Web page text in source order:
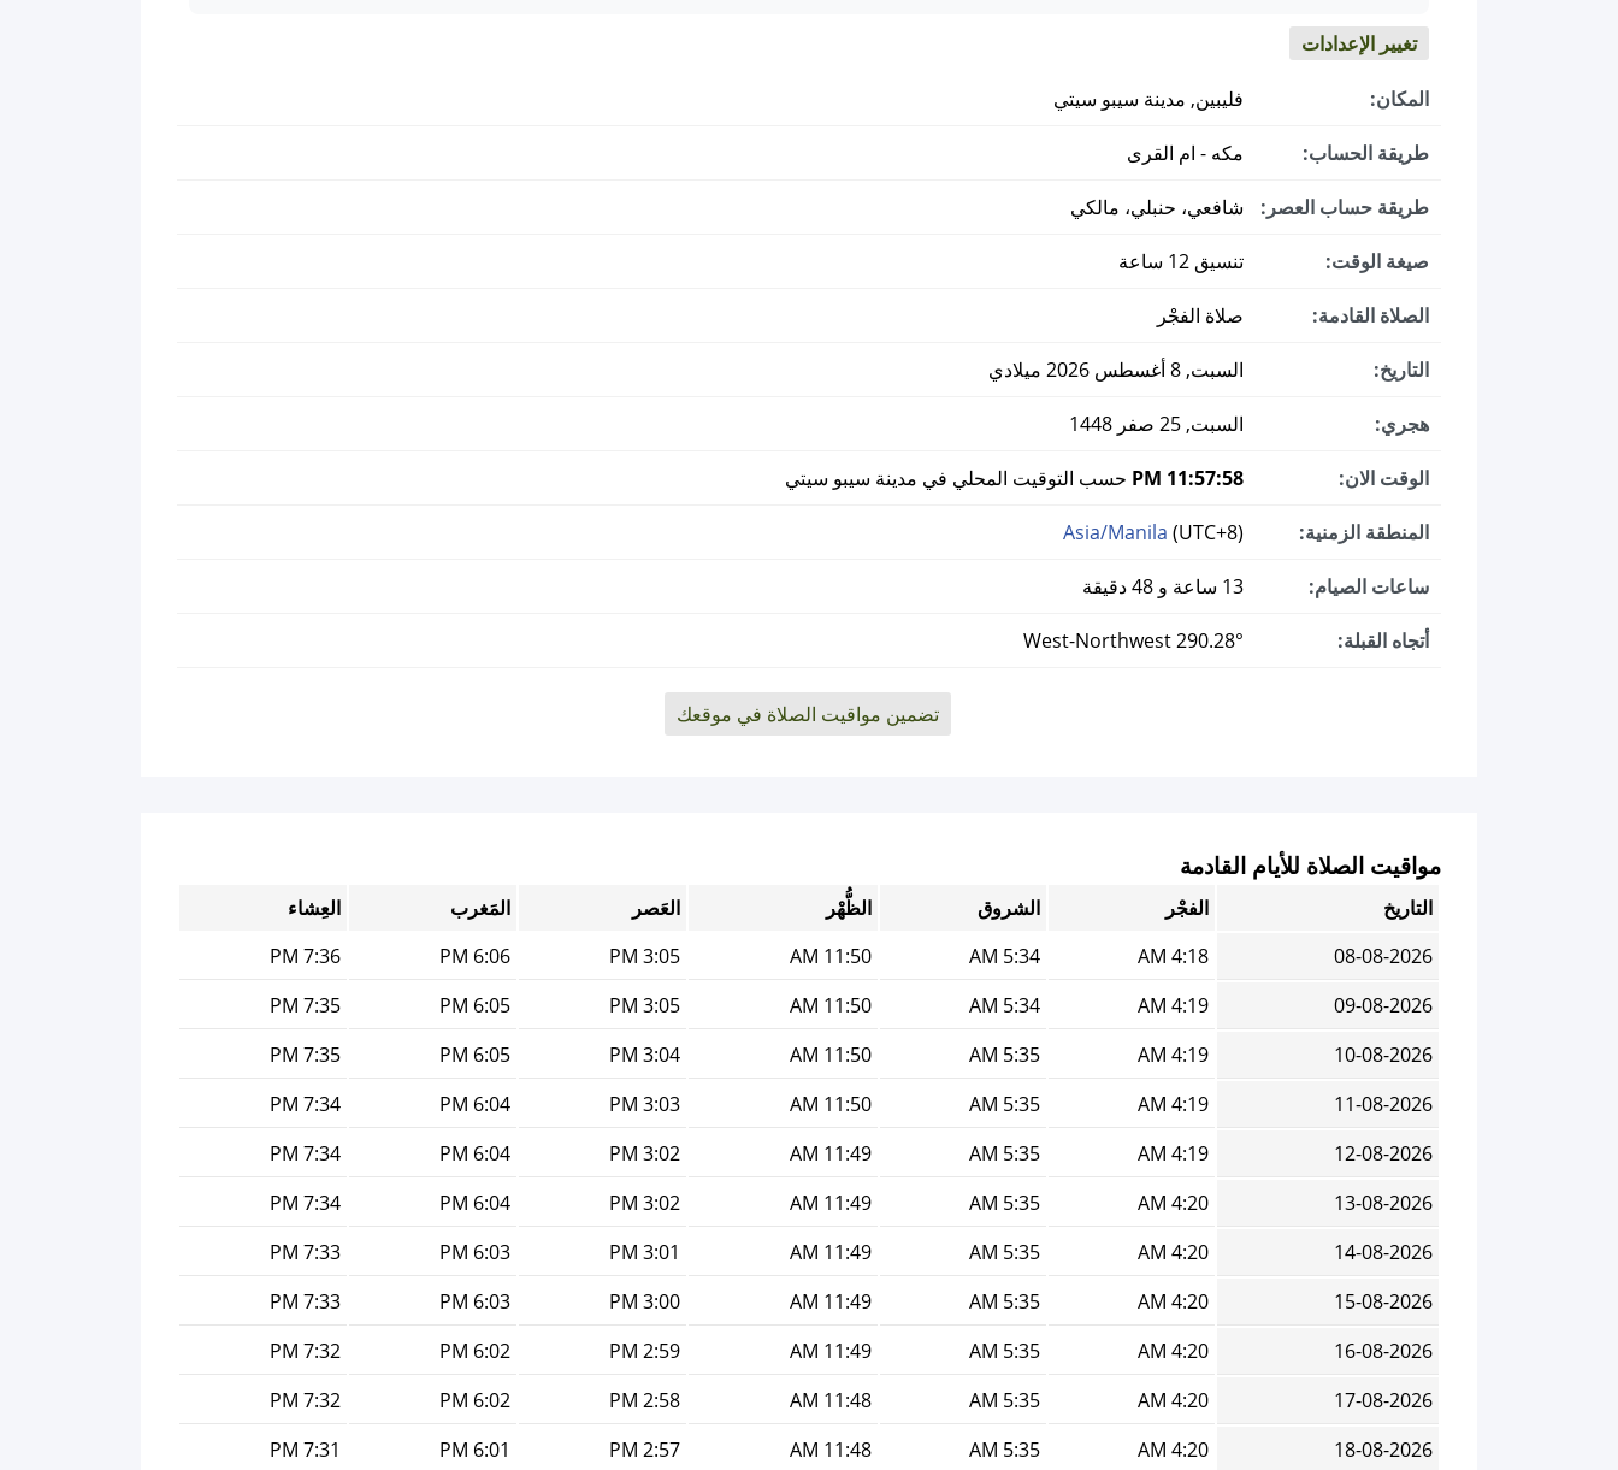
تغيير الإعدادات
المكان: فليبين, مدينة سيبو سيتي
طريقة الحساب: مكه - ام القرى
طريقة حساب العصر: شافعي، حنبلي، مالكي
صيغة الوقت: تنسيق 12 ساعة
الصلاة القادمة: صلاة الفجْر
التاريخ: السبت, 8 أغسطس 2026 ميلادي
هجري: السبت, 25 صفر 1448
الوقت الان: 11:57:59 PM حسب التوقيت المحلي في مدينة سيبو سيتي
المنطقة الزمنية: Asia/Manila (UTC+8)
ساعات الصيام:
أتجاه القبلة:
تضمين مواقيت الصلاة في موقعك
مواقيت الصلاة للأيام القادمة
التاريخ الفجْر الشروق الظُّهْر العَصر المَغرب
العِشاء
08-08-2026
4:18 AM
5:34 AM
11:50 AM
3:05 PM
6:06 PM
7:36 PM
09-08-2026
4:19 AM
5:34 AM
11:50 AM
3:05 PM
6:05 PM
7:35 PM
10-08-2026
4:19 AM
5:35 AM
11:50 AM
3:04 PM
6:05 PM
7:35 PM
11-08-2026
4:19 AM
5:35 AM
11:50 AM
3:03 PM
6:04 PM
7:34 PM
12-08-2026
4:19 AM
5:35 AM
11:49 AM
3:02 PM
6:04 PM
7:34 PM
13-08-2026
4:20 AM
5:35 AM
11:49 AM
3:02 PM
6:04 PM
7:34 PM
14-08-2026
4:20 AM
5:35 AM
11:49 AM
3:01 PM
6:03 PM
7:33 PM
15-08-2026
4:20 AM
5:35 AM
11:49 AM
3:00 PM
6:03 PM
7:33 PM
16-08-2026
4:20 AM
5:35 AM
11:49 AM
2:59 PM
6:02 PM
7:32 PM
17-08-2026
4:20 AM
5:35 AM
11:48 AM
2:58 PM
6:02 PM
7:32 PM
18-08-2026
4:20 AM
5:35 AM
11:48 AM
2:57 PM
6:01 PM
7:31 PM